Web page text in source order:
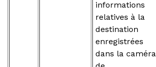
informations
relatives à la
destination
enregistrées
dans la caméra